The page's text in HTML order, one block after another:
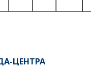
ЦЕНТРА